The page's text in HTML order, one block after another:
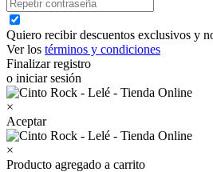
Quiero recibir descuentos exclusivos y
Ver los términos y condiciones
Finalizar registro
o iniciar sesión
×
Aceptar
×
Producto agregado a carrito